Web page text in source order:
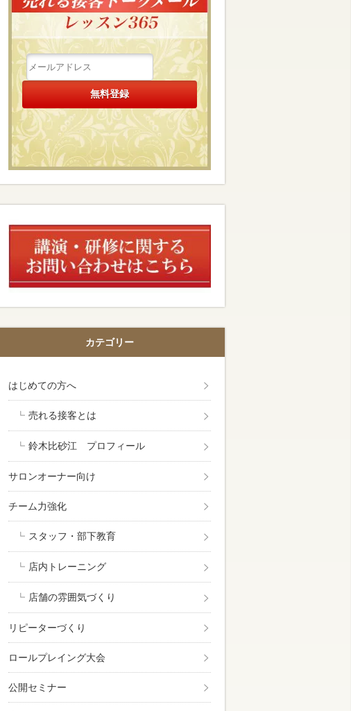
カテゴリー
はじめての方へ
売れる接客とは
鈴木比砂江 プロフィール
サロンオーナー向け
チーム力強化
スタッフ・部下教育
店内トレーニング
店舗の雰囲気づくり
リピーターづくり
ロールプレイング大会
公開セミナー